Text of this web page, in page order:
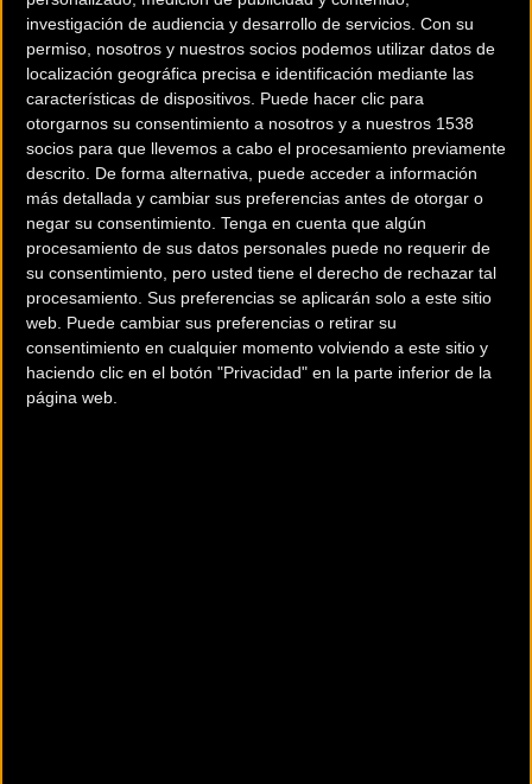
investigación de audiencia y desarrollo de servicios. Con su
permiso, nosotros y nuestros socios podemos utilizar datos de
localización geográfica precisa e identificación mediante las
características de dispositivos. Puede hacer clic para
otorgarnos su consentimiento a nosotros y a nuestros 1538
socios para que llevemos a cabo el procesamiento previamente
descrito. De forma alternativa, puede acceder a información
más detallada y cambiar sus preferencias antes de otorgar o
negar su consentimiento. Tenga en cuenta que algún
procesamiento de sus datos personales puede no requerir de
su consentimiento, pero usted tiene el derecho de rechazar tal
procesamiento. Sus preferencias se aplicarán solo a este sitio
web. Puede cambiar sus preferencias o retirar su
consentimiento en cualquier momento volviendo a este sitio y
haciendo clic en el botón "Privacidad" en la parte inferior de la
página web.
Élite-Élite UCI masculina volverá a poner el domingo el
broche a la disputa del nacional de carretera con una
carrera que dará comienzo a las 9:05 h.
Desde la Real Federación Española de Ciclismo, han
confirmado que un año más tanto la prueba en línea Élite-
Sub23 femenina como la prueba en línea Élite UCI-Élite
masculina contarán con retransmisión televisiva en directo.
Próximamente se anunciará dónde podrá verse y cuáles
serán los horarios de estas emisiones.